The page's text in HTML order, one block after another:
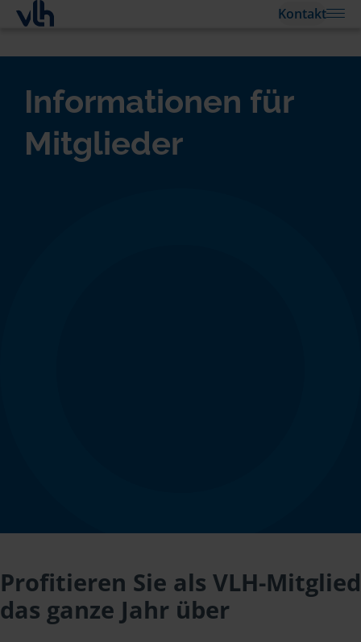
Kontakt
Informationen für
Mitglieder
Profitieren Sie als VLH-Mitglied
das ganze Jahr über